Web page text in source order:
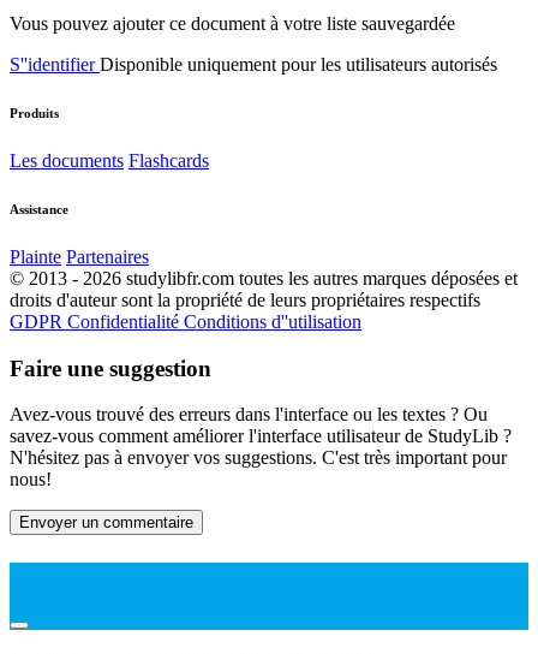
Vous pouvez ajouter ce document à votre liste sauvegardée
S''identifierDisponible uniquement pour les utilisateurs autorisés
Produits
Les documents Flashcards
Assistance
Plainte Partenaires
© 2013 - 2026 studylibfr.com toutes les autres marques déposées et
droits d'auteur sont la propriété de leurs propriétaires respectifs
GDPR Confidentialité Conditions d''utilisation
Faire une suggestion
Avez-vous trouvé des erreurs dans l'interface ou les textes ? Ou
savez-vous comment améliorer l'interface utilisateur de StudyLib ?
N'hésitez pas à envoyer vos suggestions. C'est très important pour
nous!
Envoyer un commentaire